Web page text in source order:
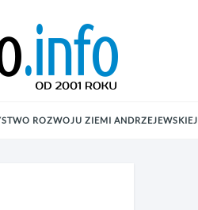
ROZWOJU ZIEMI ANDRZEJEWSKIEJ